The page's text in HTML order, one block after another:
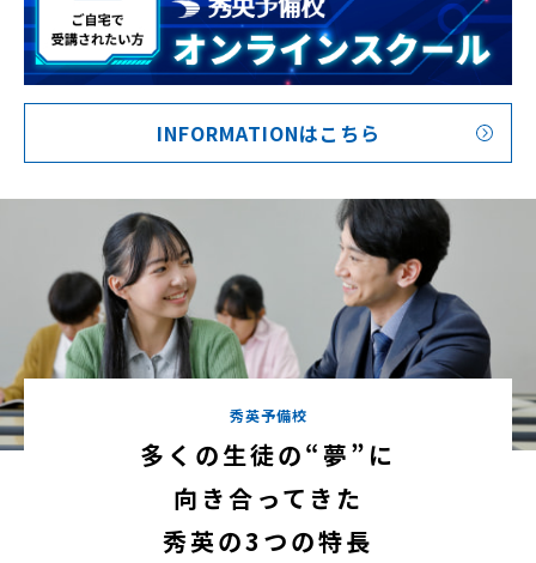
INFORMATIONはこちら
秀英予備校
多くの生徒の“夢”に
向き合ってきた
秀英の3つの特長